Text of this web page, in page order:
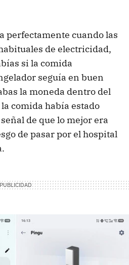
perfectamente cuando las
de electricidad,
si la comida
seguía en buen
la moneda dentro del
comida había estado
de que lo mejor era
de pasar por el hospital